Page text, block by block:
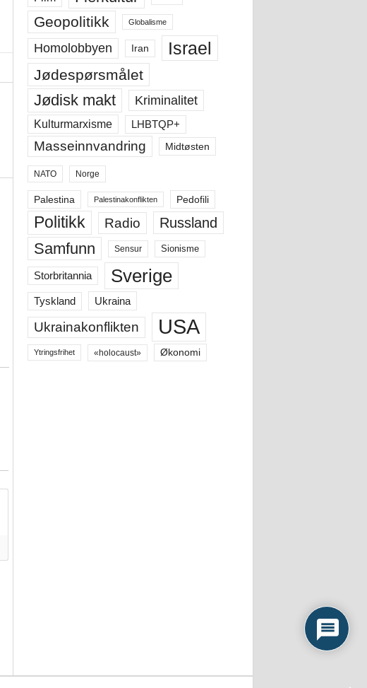
Geopolitikk Globalisme
Homolobbyen Iran Israel
Jødespørsmålet
Jødisk makt Kriminalitet
Kulturmarxisme LHBTQP+
Masseinnvandring Midtøsten
NATO Norge
Palestina Palestinakonflikten Pedofili
Politikk Radio Russland
Samfunn Sensur Sionisme
Storbritannia Sverige
Tyskland Ukraina
Ukrainakonflikten USA
Ytringsfrihet «holocaust» Økonomi